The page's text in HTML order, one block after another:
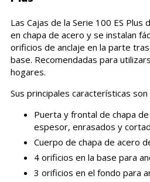
Las Cajas de la Serie 100 ES Plus
en chapa de acero y se instalan
orificios de anclaje en la parte
base. Recomendadas para
hogares.
Sus principales características
Puerta y frontal de chapa
espesor, enrasados y
Cuerpo de chapa de acero
4 orificios en la base para
3 orificios en el fondo para